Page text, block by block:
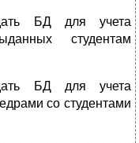
БД для учета
студентам
БД для учета
со студентами